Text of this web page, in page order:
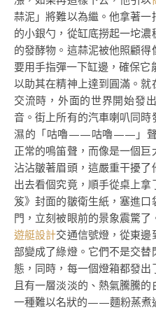
蒜泥」將難以為繼。他拿著
的小銀勺，從缸底撈起一坨
的發酵物。這蒜泥被他照顧
要用手指彈一下缸邊，確保
以助其在精神上達到圓滿。
交流時，外面的世界開始發
音。街上所有的汽車喇叭同
濕的「咕嚕——咕嚕——」聲
正常的鳴笛聲，而像是一個
沾沾皺著眉頭，這嚴重干擾
出去看個究竟，順手從桌上
笈》封面的皺衛生紙，塞進
門，立刻被眼前的景象震驚
遊艇設計交通信號燈，從東
部變成了綠燈。它們不是交
態，同時，每一個燈箱都發
且有一層淡淡的、熱氣騰騰
一種難以名狀的——麵粉蒸煮